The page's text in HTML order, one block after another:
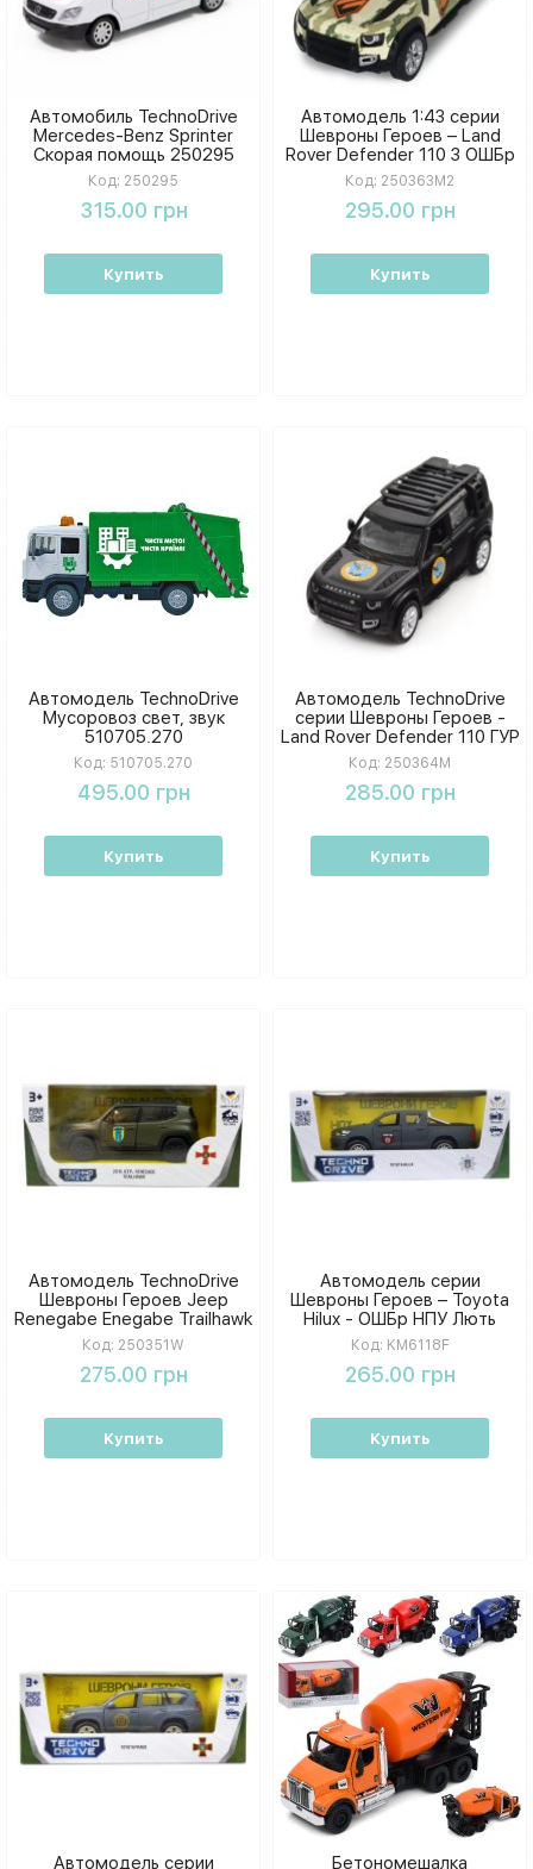
Автомобиль TechnoDrive
Mercedes-Benz Sprinter
Скорая помощь 250295
Код: 250295
315.00 грн
Купить
Автомодель 1:43 серии
Шевроны Героев – Land
Rover Defender 110 3 ОШБр
250363M2
Код: 250363M2
295.00 грн
Купить
Автомодель TechnoDrive
Мусоровоз свет, звук
510705.270
Код: 510705.270
495.00 грн
Купить
Автомодель TechnoDrive
серии Шевроны Героев -
Land Rover Defender 110 ГУР
МО 250364M
Код: 250364M
285.00 грн
Купить
Автомодель TechnoDrive
Шевроны Героев Jeep
Renegabe Enegabe Trailhawk
Айдар, 1:40 250351W
Код: 250351W
275.00 грн
Купить
Автомодель серии
Шевроны Героев – Toyota
Hilux - ОШБр НПУ Лють
KM6118F
Код: KM6118F
265.00 грн
Купить
Автомодель серии Бетономешалка